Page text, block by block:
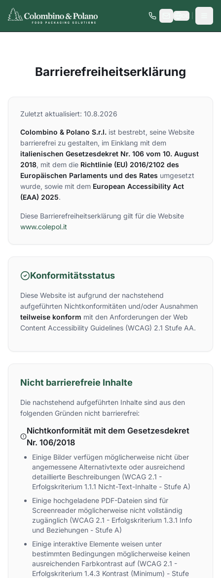
Barrierefreiheitserklärung
Zuletzt aktualisiert: 10.8.2026
Colombino & Polano S.r.l. ist bestrebt, seine Website
barrierefrei zu gestalten, im Einklang mit dem
italienischen Gesetzesdekret Nr. 106 vom 10. August
2018, mit dem die Richtlinie (EU) 2016/2102 des
Europäischen Parlaments und des Rates umgesetzt
wurde, sowie mit dem European Accessibility Act
(EAA) 2025.
Diese Barrierefreiheitserklärung gilt für die Website
www.colepol.it
Konformitätsstatus
Diese Website ist aufgrund der nachstehend
aufgeführten Nichtkonformitäten und/oder Ausnahmen
teilweise konform mit den Anforderungen der Web
Content Accessibility Guidelines (WCAG) 2.1 Stufe AA.
Nicht barrierefreie Inhalte
Die nachstehend aufgeführten Inhalte sind aus den
folgenden Gründen nicht barrierefrei:
Nichtkonformität mit dem Gesetzesdekret
Nr. 106/2018
Einige Bilder verfügen möglicherweise nicht über
angemessene Alternativtexte oder ausreichend
detaillierte Beschreibungen (WCAG 2.1 -
Erfolgskriterium 1.1.1 Nicht-Text-Inhalte - Stufe A)
Einige hochgeladene PDF-Dateien sind für
Screenreader möglicherweise nicht vollständig
zugänglich (WCAG 2.1 - Erfolgskriterium 1.3.1 Info
und Beziehungen - Stufe A)
Einige interaktive Elemente weisen unter
bestimmten Bedingungen möglicherweise keinen
ausreichenden Farbkontrast auf (WCAG 2.1 -
Erfolgskriterium 1.4.3 Kontrast (Minimum) - Stufe